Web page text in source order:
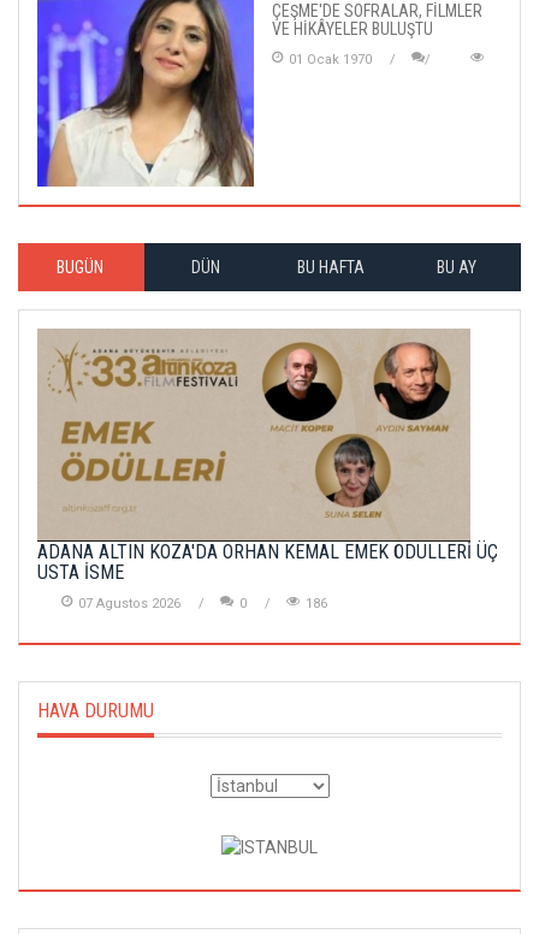
ÇEŞME'DE SOFRALAR, FİLMLER
VE HİKÂYELER BULUŞTU
01 Ocak 1970
BUGÜN DÜN BU HAFTA BU AY
ADANA ALTIN KOZA'DA ORHAN KEMAL EMEK ÖDÜLLERİ ÜÇ
USTA İSME
07 Agustos 2026 0 186
HAVA DURUMU